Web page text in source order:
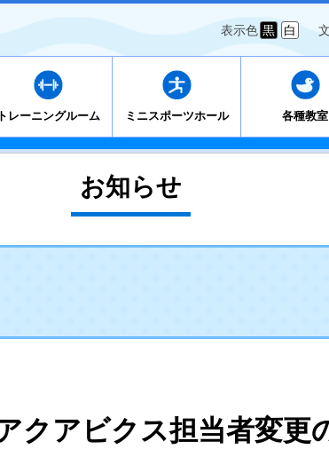
表示色 黒 白
トレーニングルーム ミニスポーツホール 各種教室
お知らせ
クアビクス担当者変更